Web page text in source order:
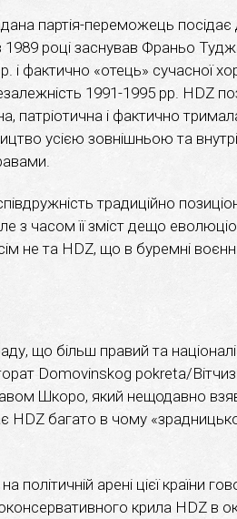
партія-переможець
в 1989 році заснував Франьо
і фактично «отець» сучасної
1991-1995 рр. HDZ
патріотична і фактично
усією зовнішньою та
традиційно
з часом її зміст дещо
не та HDZ, що в буремні
що більш правий та
Domovinskog pokreta/
Шкоро, який нещодавно
HDZ багато в чому
політичній арені цієї країни
крила HDZ в